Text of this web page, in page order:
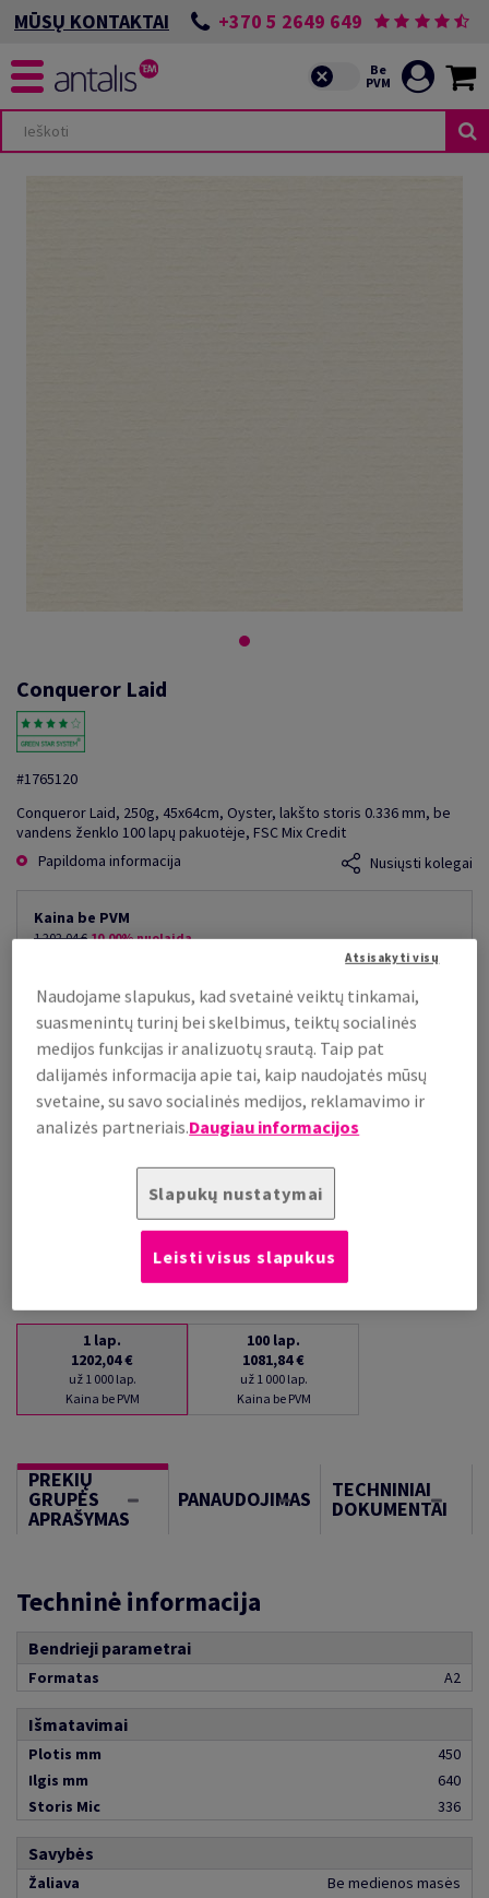
MŪSŲ KONTAKTAI +370 5 2649 649
Conqueror Laid
#1765120
Conqueror Laid, 250g, 45x64cm, Oyster, lakšto storis 0.336 mm, be
vandens ženklo 100 lapų pakuotėje, FSC Mix Credit
Papildoma informacija
Nusiųsti kolegai
Kaina be PVM
1 202,04 € 10,00% nuolaida
už 1 000 lap.
(72 kg )
PALAIKOMA SANDĖLYJE
Kiekių palyginimas
lap.
1 lap.
1202,04 €
už 1 000 lap.
Kaina be PVM
100 lap.
1081,84 €
už 1 000 lap.
Kaina be PVM
PREKIŲ
GRUPĖS
APRAŠYMAS
PANAUDOJIMAS TECHNINIAI
DOKUMENTAI
Techninė informacija
Bendrieji parametrai
Formatas A2
Išmatavimai
Plotis mm
450
Ilgis mm
640
Storis Mic
336
Savybės
Žaliava
Be medienos masės
Naudojame slapukus, kad svetainė veiktų tinkamai,
suasmenintų turinį bei skelbimus, teiktų socialinės
medijos funkcijas ir analizuotų srautą. Taip pat
dalijamės informacija apie tai, kaip naudojatės mūsų
svetaine, su savo socialinės medijos, reklamavimo ir
analizės partneriais.Daugiau informacijos
Slapukų nustatymai
Atsisakyti visų
Leisti visus slapukus